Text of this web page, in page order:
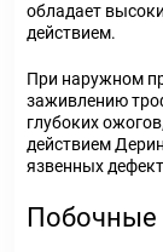
обладает
действием.
При наружном
заживлению
глубоких
действием
язвенных
Побочные